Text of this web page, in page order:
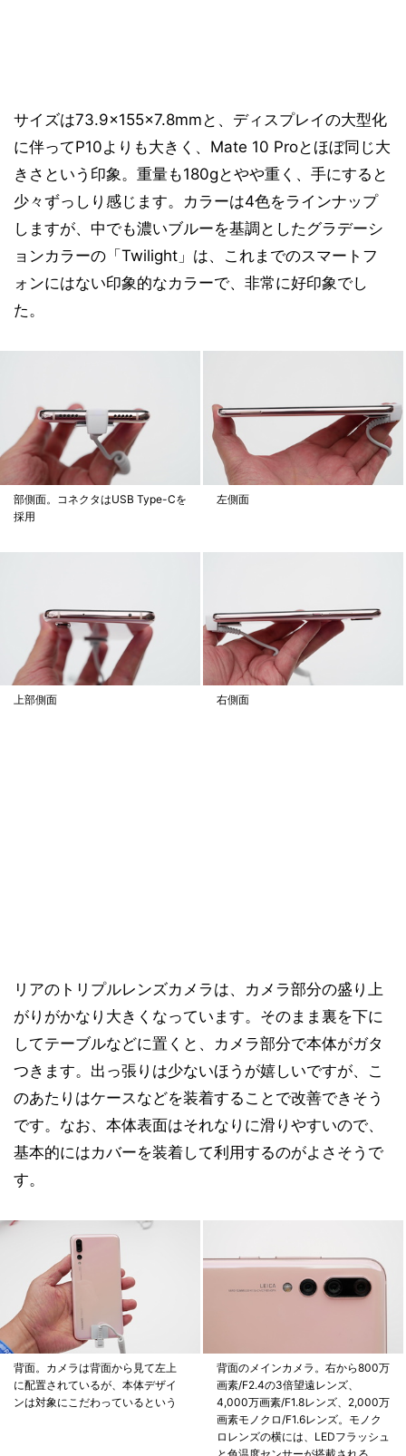
サイズは73.9×155×7.8mmと、ディスプレイの大型化
に伴ってP10よりも大きく、Mate 10 Proとほぼ同じ大
きさという印象。重量も180gとやや重く、手にすると
少々ずっしり感じます。カラーは4色をラインナップ
しますが、中でも濃いブルーを基調としたグラデーシ
ョンカラーの「Twilight」は、これまでのスマートフ
ォンにはない印象的なカラーで、非常に好印象でし
た。
部側面。コネクタはUSB Type-Cを
採用
左側面
上部側面 右側面
リアのトリプルレンズカメラは、カメラ部分の盛り上
がりがかなり大きくなっています。そのまま裏を下に
してテーブルなどに置くと、カメラ部分で本体がガタ
つきます。出っ張りは少ないほうが嬉しいですが、こ
のあたりはケースなどを装着することで改善できそう
です。なお、本体表面はそれなりに滑りやすいので、
基本的にはカバーを装着して利用するのがよさそうで
す。
背面。カメラは背面から見て左上
に配置されているが、本体デザイ
ンは対象にこだわっているという
背面のメインカメラ。右から800万
画素/F2.4の3倍望遠レンズ、
4,000万画素/F1.8レンズ、2,000万
画素モノクロ/F1.6レンズ。モノク
ロレンズの横には、LEDフラッシュ